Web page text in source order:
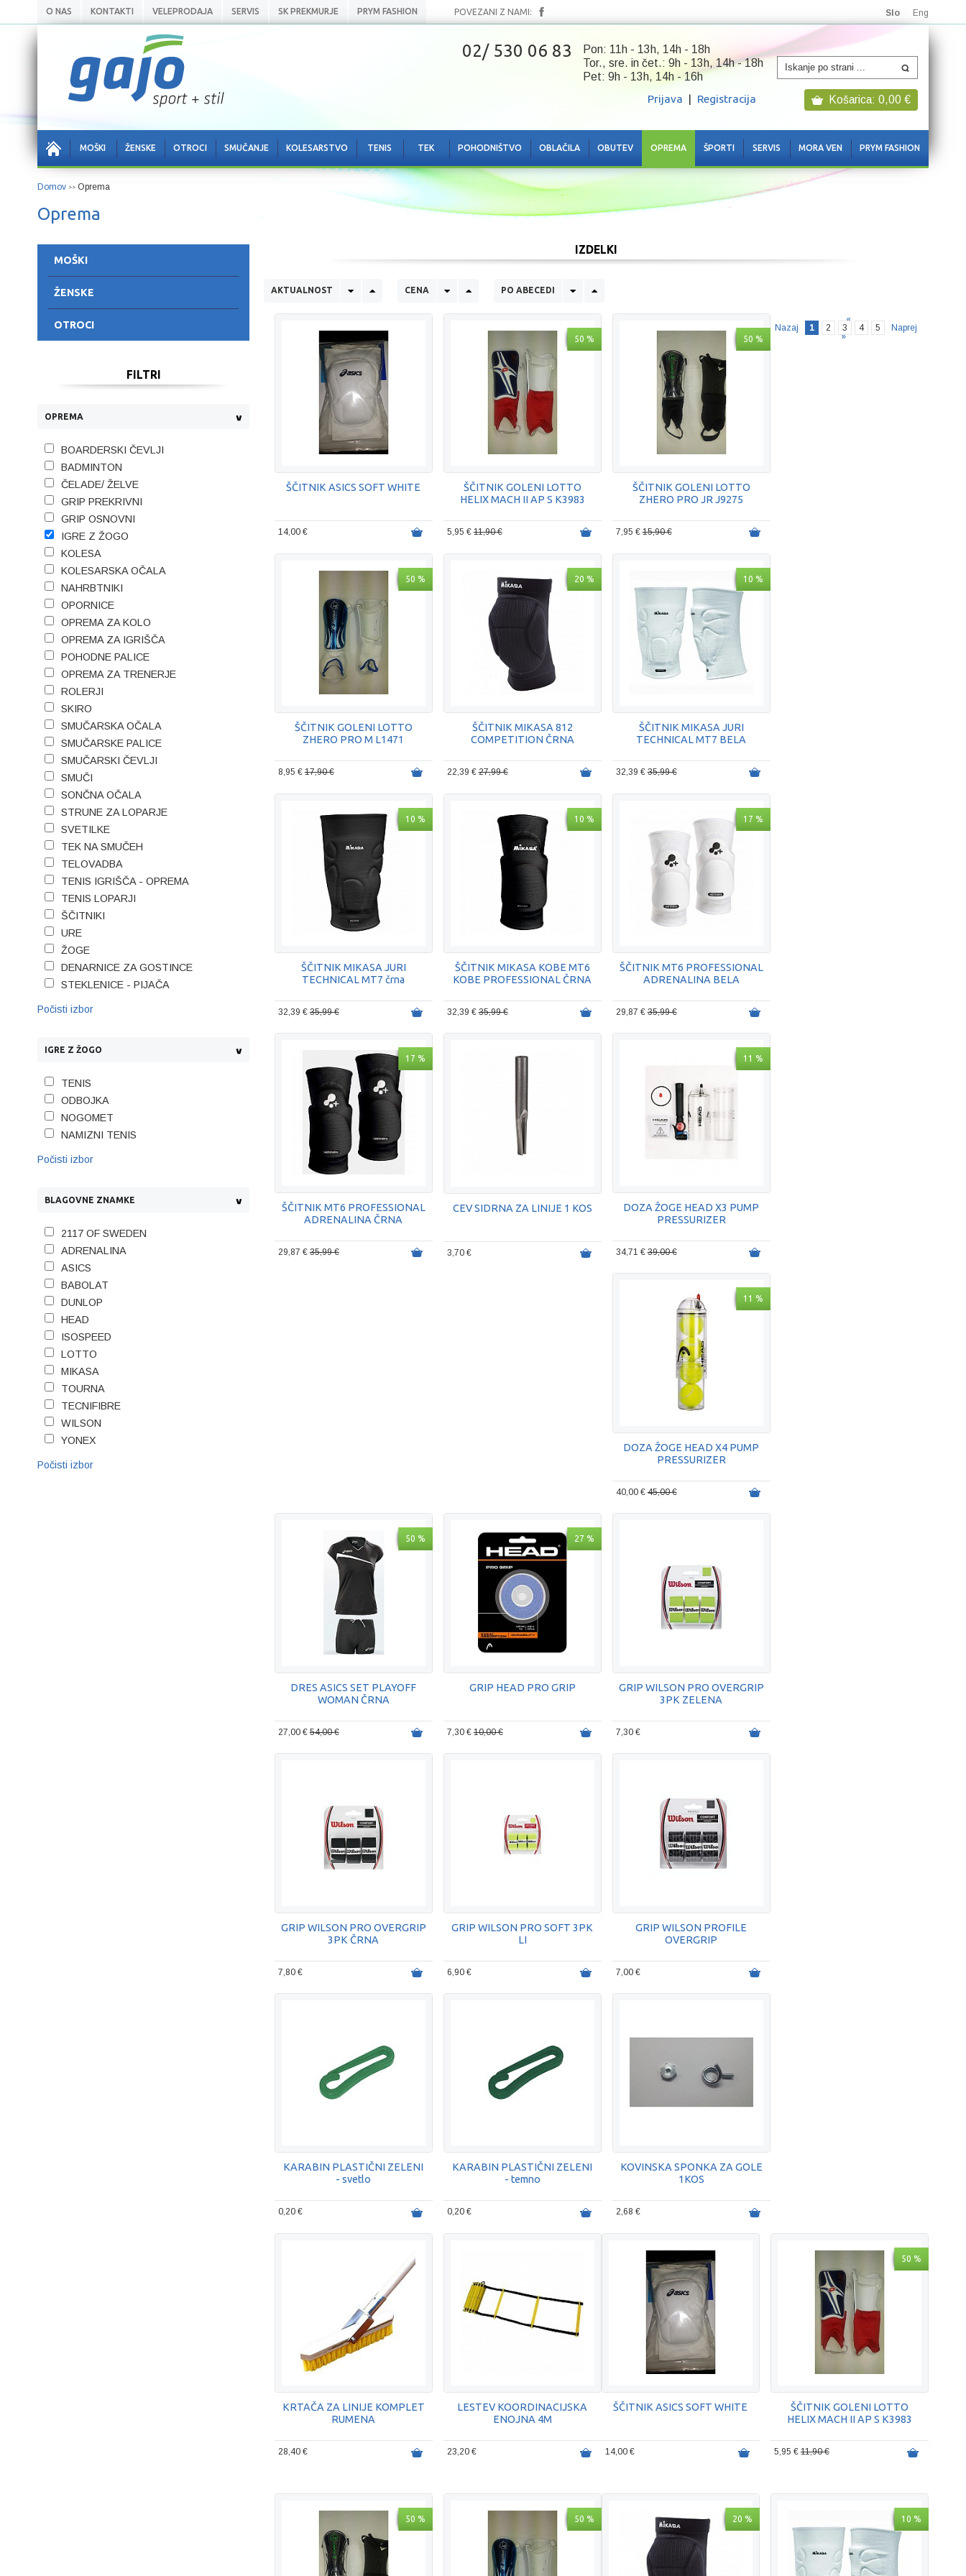
O NAS KONTAKTI VELEPRODAJA SERVIS SK PREKMURJE PRYM FASHION POVEZANI Z NAMI: Slo Eng
02/ 530 06 83
Pon: 11h - 13h, 14h - 18h
Tor., sre. in čet.: 9h - 13h, 14h - 18h
Pet: 9h - 13h, 14h - 16h
Prijava | Registracija Košarica: 0,00 €
MOŠKI ŽENSKE OTROCI SMUČANJE KOLESARSTVO TENIS TEK POHODNIŠTVO OBLAČILA OBUTEV OPREMA ŠPORTI SERVIS MORA VEN PRYM FASHION
Domov >> Oprema
Oprema
MOŠKI
ŽENSKE
OTROCI
FILTRI
OPREMA
BOARDERSKI ČEVLJI
BADMINTON
ČELADE/ ŽELVE
GRIP PREKRIVNI
GRIP OSNOVNI
IGRE Z ŽOGO
KOLESA
KOLESARSKA OČALA
NAHRBTNIKI
OPORNICE
OPREMA ZA KOLO
OPREMA ZA IGRIŠČA
POHODNE PALICE
OPREMA ZA TRENERJE
ROLERJI
SKIRO
SMUČARSKA OČALA
SMUČARSKE PALICE
SMUČARSKI ČEVLJI
SMUČI
SONČNA OČALA
STRUNE ZA LOPARJE
SVETILKE
TEK NA SMUČEH
TELOVADBA
TENIS IGRIŠČA - OPREMA
TENIS LOPARJI
ŠČITNIKI
URE
ŽOGE
DENARNICE ZA GOSTINCE
STEKLENICE - PIJAČA
Počisti izbor
IGRE Z ŽOGO
TENIS
ODBOJKA
NOGOMET
NAMIZNI TENIS
Počisti izbor
BLAGOVNE ZNAMKE
2117 OF SWEDEN
ADRENALINA
ASICS
BABOLAT
DUNLOP
HEAD
ISOSPEED
LOTTO
MIKASA
TOURNA
TECNIFIBRE
WILSON
YONEX
Počisti izbor
IZDELKI
AKTUALNOST CENA PO ABECEDI
ŠČITNIK ASICS SOFT WHITE
14,00 €
50 %
ŠČITNIK GOLENI LOTTO
HELIX MACH II AP S K3983
5,95 €11,90 €
50 %
ŠČITNIK GOLENI LOTTO
ZHERO PRO JR J9275
7,95 €15,90 €
50 %
ŠČITNIK GOLENI LOTTO
ZHERO PRO M L1471
8,95 €17,90 €
20 %
ŠČITNIK MIKASA 812
COMPETITION ČRNA
22,39 €27,99 €
10 %
ŠČITNIK MIKASA JURI
TECHNICAL MT7 BELA
32,39 €35,99 €
10 %
ŠČITNIK MIKASA JURI
TECHNICAL MT7 črna
32,39 €35,99 €
10 %
ŠČITNIK MIKASA KOBE MT6
KOBE PROFESSIONAL ČRNA
32,39 €35,99 €
17 %
ŠČITNIK MT6 PROFESSIONAL
ADRENALINA BELA
29,87 €35,99 €
17 %
ŠČITNIK MT6 PROFESSIONAL
ADRENALINA ČRNA
29,87 €35,99 €
CEV SIDRNA ZA LINIJE 1 KOS
3,70 €
11 %
DOZA ŽOGE HEAD X3 PUMP
PRESSURIZER
34,71 €39,00 €
11 %
DOZA ŽOGE HEAD X4 PUMP
PRESSURIZER
40,00 €45,00 €
50 %
DRES ASICS SET PLAYOFF
WOMAN ČRNA
27,00 €54,00 €
27 %
GRIP HEAD PRO GRIP
7,30 €10,00 €
GRIP WILSON PRO OVERGRIP
3PK ZELENA
7,30 €
GRIP WILSON PRO OVERGRIP
3PK ČRNA
7,80 €
GRIP WILSON PRO SOFT 3PK
LI
6,90 €
GRIP WILSON PROFILE
OVERGRIP
7,00 €
KARABIN PLASTIČNI ZELENI
- svetlo
0,20 €
KARABIN PLASTIČNI ZELENI
- temno
0,20 €
KOVINSKA SPONKA ZA GOLE
1KOS
2,68 €
KRTAČA ZA LINIJE KOMPLET
RUMENA
28,40 €
LESTEV KOORDINACIJSKA
ENOJNA 4M
23,20 €
«
Nazaj
1 2 3 4 5
Naprej
»
ŠČITNIK ASICS SOFT WHITE
14,00 €
50 %
ŠČITNIK GOLENI LOTTO
HELIX MACH II AP S K3983
5,95 €11,90 €
50 % 50 % 20 % 10 %